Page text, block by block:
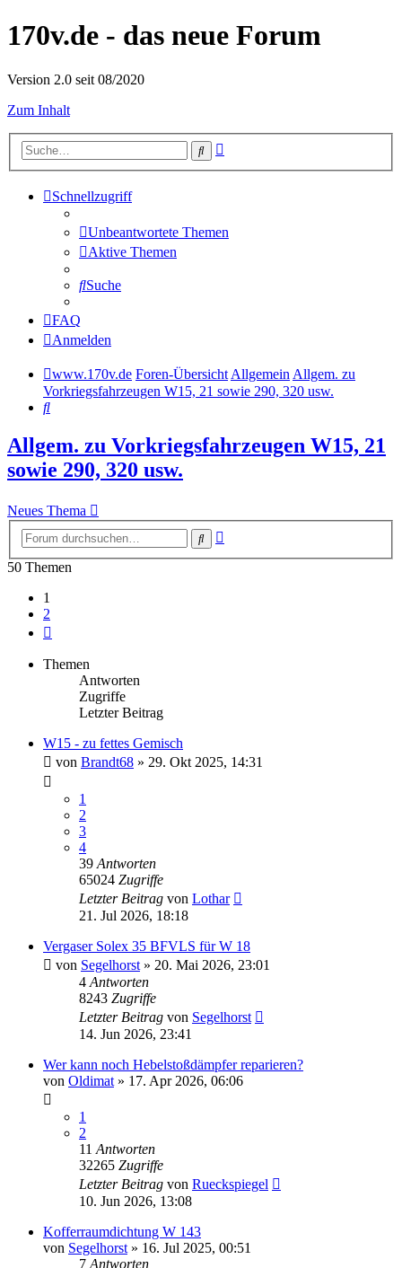
170v.de - das neue Forum
Version 2.0 seit 08/2020
Zum Inhalt
Suche
Schnellzugriff
Unbeantwortete Themen
Aktive Themen
Suche
FAQ
Anmelden
www.170v.de Foren-ÜbersichtAllgemeinAllgem. zu
Vorkriegsfahrzeugen W15, 21 sowie 290, 320 usw.
Suche
Allgem. zu Vorkriegsfahrzeugen W15, 21
sowie 290, 320 usw.
Neues Thema
Suche
50 Themen
1
2
Themen
Antworten
Zugriffe
Letzter Beitrag
W15 - zu fettes Gemisch
von Brandt68 » 29. Okt 2025, 14:31
1
2
3
4
39 Antworten
65024 Zugriffe
Letzter Beitrag von Lothar
21. Jul 2026, 18:18
Vergaser Solex 35 BFVLS für W 18
von Segelhorst » 20. Mai 2026, 23:01
4 Antworten
8243 Zugriffe
Letzter Beitrag von Segelhorst
14. Jun 2026, 23:41
Wer kann noch Hebelstoßdämpfer reparieren?
von Oldimat » 17. Apr 2026, 06:06
1
2
11 Antworten
32265 Zugriffe
Letzter Beitrag von Rueckspiegel
10. Jun 2026, 13:08
Kofferraumdichtung W 143
von Segelhorst » 16. Jul 2025, 00:51
7 Antworten